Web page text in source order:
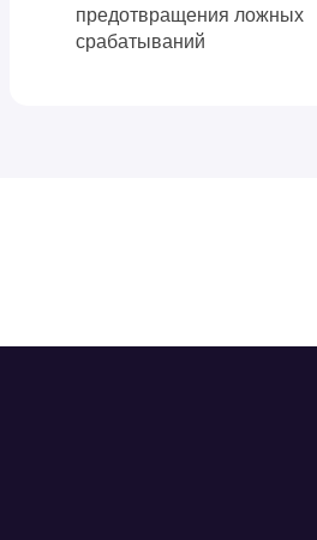
предотвращения ложных
срабатываний